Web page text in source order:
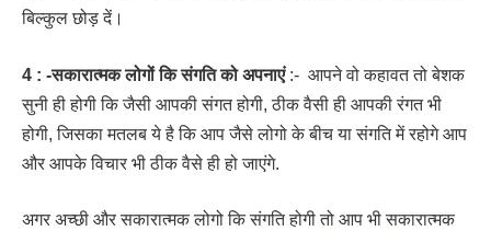
बिल्कुल छोड़ दें।
4 : -सकारात्मक लोगों कि संगति को अपनाएं:- आपने वो कहावत तो बेशक
सुनी ही होगी कि जैसी आपकी संगत होगी, ठीक वैसी ही आपकी रंगत भी
होगी, जिसका मतलब ये है कि आप जैसे लोगो के बीच या संगति में रहोगे आप
और आपके विचार भी ठीक वैसे ही हो जाएंगे.
अगर अच्छी और सकारात्मक लोगो कि संगति होगी तो आप भी सकारात्मक